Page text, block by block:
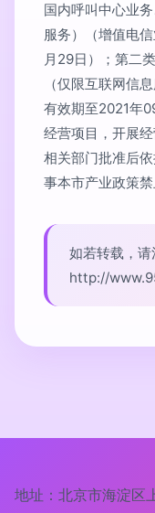
国内呼叫中心业
服务）（增值电
月29日）；第二
（仅限互联网信
有效期至2021年
经营项目，开展
相关部门批准后
事本市产业政策
如若转载，请
http://
地址：北京市海淀区